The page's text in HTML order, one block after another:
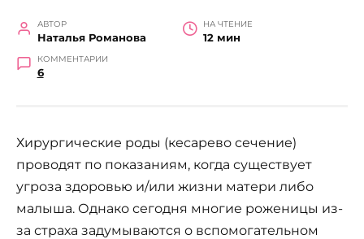
АВТОР
Наталья Романова
НА ЧТЕНИЕ
12 мин
КОММЕНТАРИИ
6
Хирургические роды (кесарево сечение)
проводят по показаниям, когда существует
угроза здоровью и/или жизни матери либо
малыша. Однако сегодня многие роженицы из-
за страха задумываются о вспомогательном